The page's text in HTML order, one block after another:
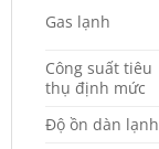
Gas lạnh
Công suất tiêu
thụ định mức
Độ ồn dàn lạnh